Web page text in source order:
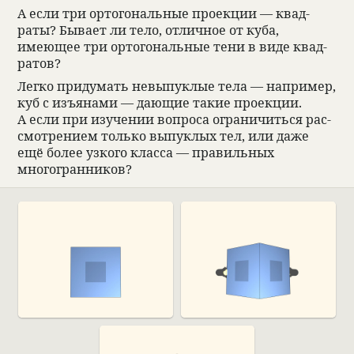
А если три ортого­наль­ные про­екции — квад­
раты? Бывает ли тело, отлич­ное от куба,
имеющее три ортого­наль­ные тени в виде квад­
ра­тов?
Легко при­думать невыпук­лые тела — напри­мер,
куб с изъя­нами — дающие такие про­екции.
А если при изу­че­нии вопроса огра­ни­читься рас­
смот­ре­нием только выпук­лых тел, или даже
ещё более узкого класса — пра­виль­ных
многогран­ни­ков?